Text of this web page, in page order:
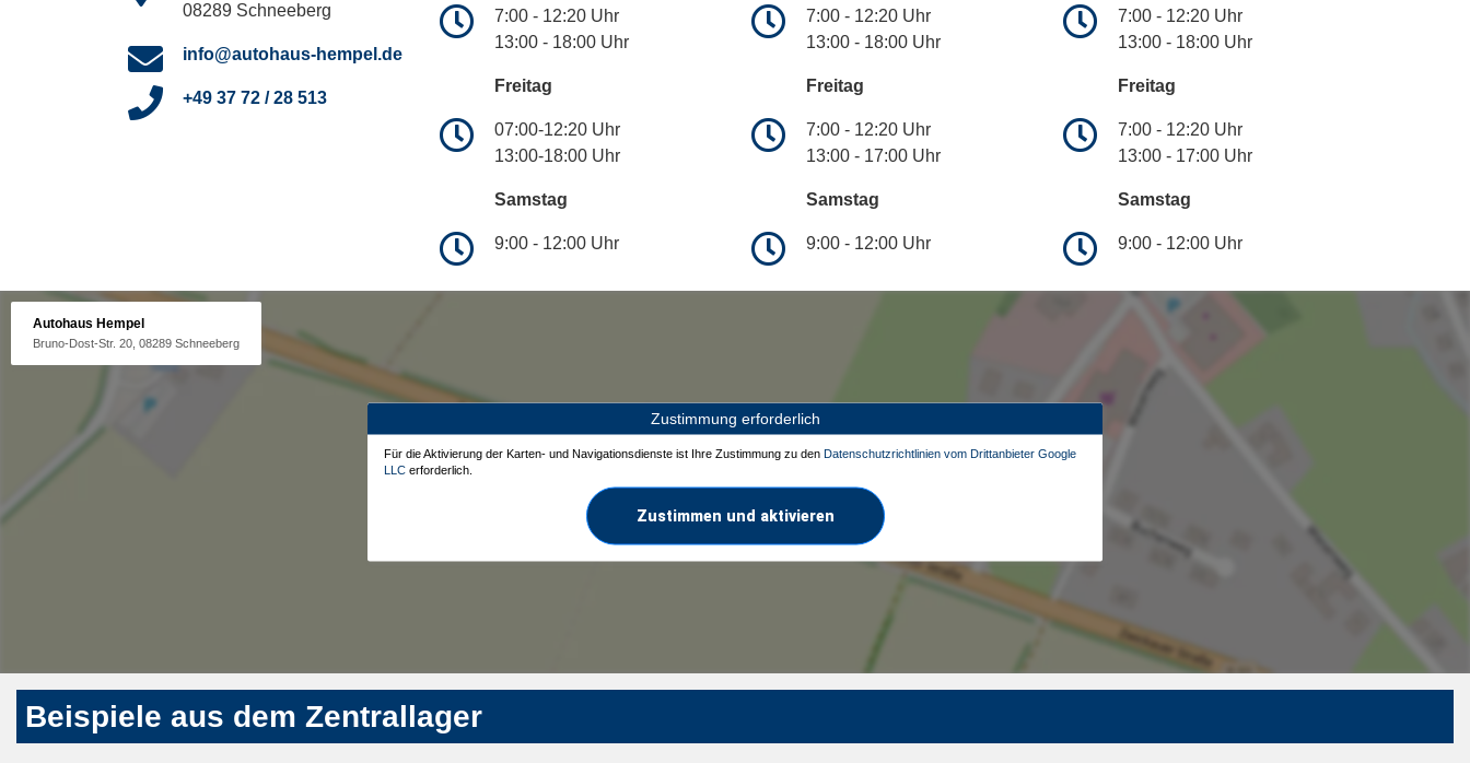
08289 Schneeberg
info@autohaus-hempel.de
+49 37 72 / 28 513
7:00 - 12:20 Uhr
13:00 - 18:00 Uhr
Freitag
07:00-12:20 Uhr
13:00-18:00 Uhr
Samstag
9:00 - 12:00 Uhr
7:00 - 12:20 Uhr
13:00 - 18:00 Uhr
Freitag
7:00 - 12:20 Uhr
13:00 - 17:00 Uhr
Samstag
9:00 - 12:00 Uhr
7:00 - 12:20 Uhr
13:00 - 18:00 Uhr
Freitag
7:00 - 12:20 Uhr
13:00 - 17:00 Uhr
Samstag
9:00 - 12:00 Uhr
Autohaus Hempel
Bruno-Dost-Str. 20, 08289 Schneeberg
Zustimmung erforderlich
Für die Aktivierung der Karten- und Navigationsdienste ist Ihre Zustimmung zu den Datenschutzrichtlinien vom Drittanbieter Google
LLC erforderlich.
Zustimmen und aktivieren
Beispiele aus dem Zentrallager